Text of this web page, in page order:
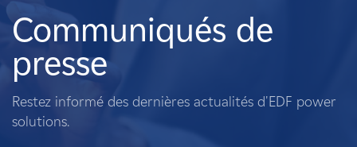
A propos de nous
Ce que nous faisons
Propriétaires fonciers
Communiqués de
presse
Restez informé des dernières actualités d'EDF power
solutions.